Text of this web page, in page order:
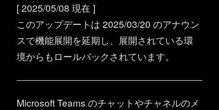
[ 2025/05/08 現在 ]
このアップデートは 2025/03/20 のアナウン
スで機能展開を延期し、展開されている環
境からもロールバックされています。
Microsoft Teams のチャットやチャネルのメ